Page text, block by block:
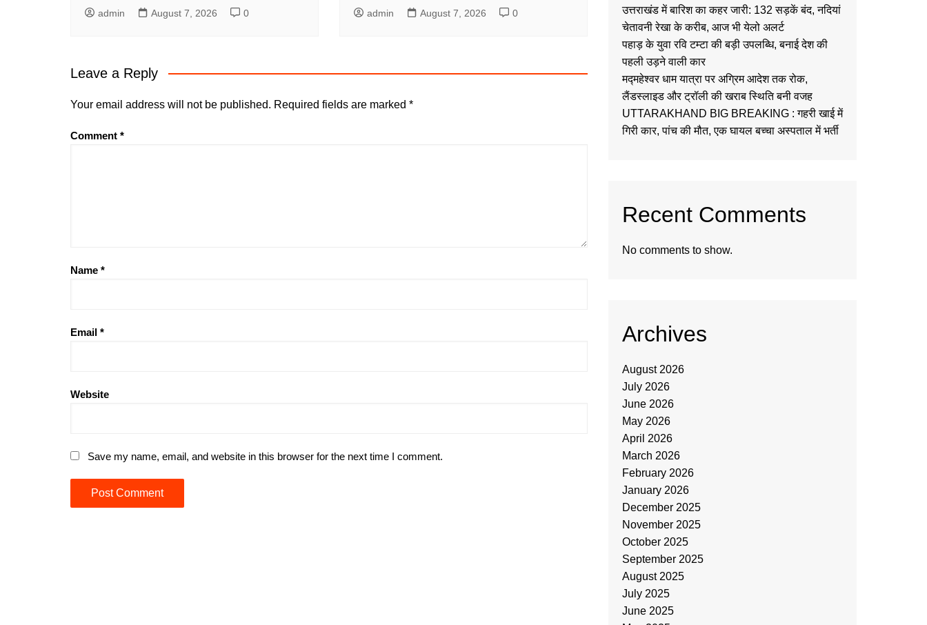
admin August 7, 2026 0 admin August 7, 2026 0
Leave a Reply
Your email address will not be published. Required fields are marked *
Comment *
Name *
Email *
Website
Save my name, email, and website in this browser for the next time I comment.
उत्तराखंड में बारिश का कहर जारी: 132 सड़कें बंद, नदियां
चेतावनी रेखा के करीब, आज भी येलो अलर्ट
पहाड़ के युवा रवि टम्टा की बड़ी उपलब्धि, बनाई देश की
पहली उड़ने वाली कार
मद्महेश्वर धाम यात्रा पर अग्रिम आदेश तक रोक,
लैंडस्लाइड और ट्रॉली की खराब स्थिति बनी वजह
UTTARAKHAND BIG BREAKING : गहरी खाई में
गिरी कार, पांच की मौत, एक घायल बच्चा अस्पताल में भर्ती
Recent Comments
No comments to show.
Archives
August 2026
July 2026
June 2026
May 2026
April 2026
March 2026
February 2026
January 2026
December 2025
November 2025
October 2025
September 2025
August 2025
July 2025
June 2025